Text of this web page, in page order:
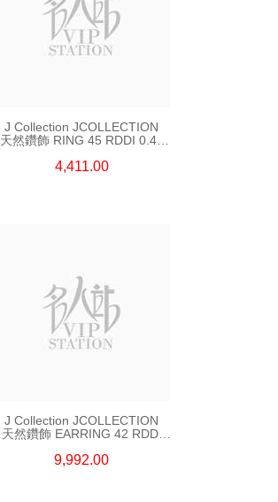
J Collection JCOLLECTION
天然鑽飾 RING 45 RDDI 0.48
4,411.00
J Collection JCOLLECTION
天然鑽飾 EARRING 42 RDDI
9,992.00